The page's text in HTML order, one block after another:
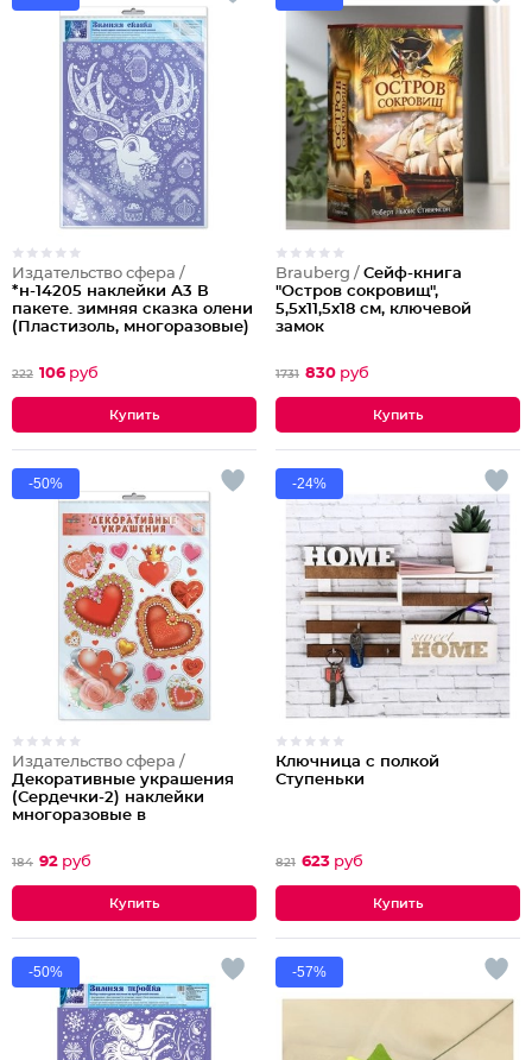
Издательство сфера /
*н-14205 наклейки А3 В
пакете. зимняя сказка олени
(Пластизоль, многоразовые)
222 106 руб
Brauberg / Сейф-книга
"Остров сокровищ",
5,5х11,5х18 см, ключевой
замок
1731 830 руб
-50%
Издательство сфера /
Декоративные украшения
(Сердечки-2) наклейки
многоразовые в
европодвесом
184 92 руб
-24%
Ключница с полкой
Ступеньки
821 623 руб
-50% -57%